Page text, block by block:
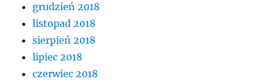
grudzień 2018
listopad 2018
sierpień 2018
lipiec 2018
czerwiec 2018